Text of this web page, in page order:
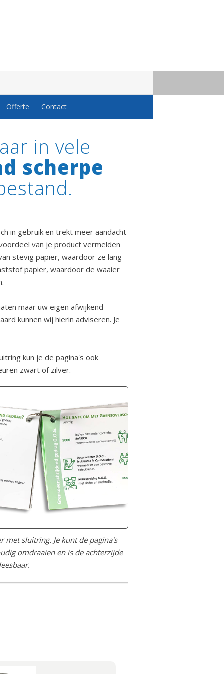
Offerte Contact
in vele
scherpe
in gebruik en trekt meer aandacht
van je product vermelden
stevig papier, waardoor ze lang
papier, waardoor de waaier
maar uw eigen afwijkend
kunnen wij hierin adviseren. Je
kun je de pagina's ook
zwart of zilver.
met sluitring. Je kunt de pagina's
omdraaien en is de achterzijde